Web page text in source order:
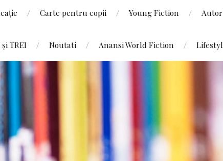
Carte pentru copii Young Fiction
TREI Noutati Anansi World Fiction